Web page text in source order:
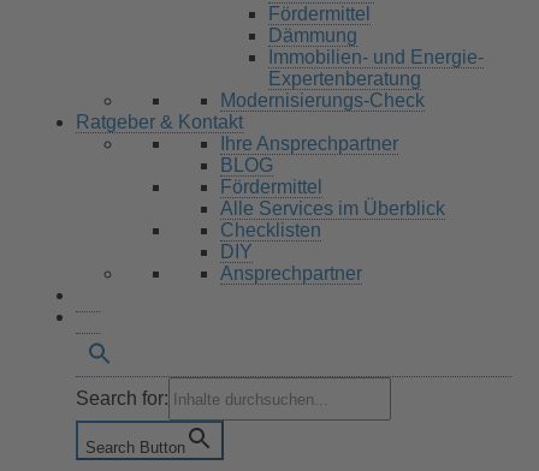
Fördermittel
Dämmung
Immobilien- und Energie-
Expertenberatung
Modernisierungs-Check
Ratgeber & Kontakt
Ihre Ansprechpartner
BLOG
Fördermittel
Alle Services im Überblick
Checklisten
DIY
Ansprechpartner
Search for:
Search Button